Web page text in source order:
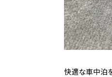
快適な車中泊